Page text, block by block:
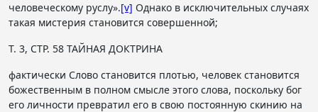
человеческому руслу».[v] Однако в исключительных случаях
такая мистерия становится совершенной;
Т. 3, СТР. 58 ТАЙНАЯ ДОКТРИНА
фактически Слово становится плотью, человек становится
божественным в полном смысле этого слова, поскольку бог
его личности превратил его в свою постоянную скинию на